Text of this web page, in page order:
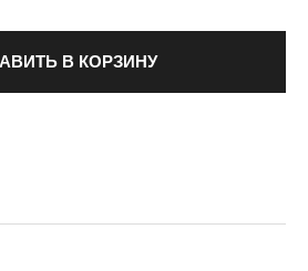
В КОРЗИНУ